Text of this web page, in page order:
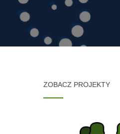
ZOBACZ PROJEKTY